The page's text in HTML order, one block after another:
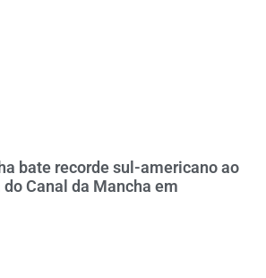
bate recorde sul-americano ao
Canal da Mancha em